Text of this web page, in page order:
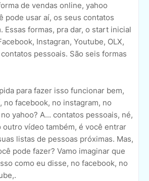
de vendas online, yahoo
pode usar aí, os seus contatos
Essas formas, pra dar, o start inicial
Instagran, Youtube, OLX,
pessoais. São seis formas
para fazer isso funcionar bem,
no facebook, no instagram, no
yahoo? A... contatos pessoais, né,
outro vídeo também, é você entrar
listas de pessoas próximas. Mas,
pode fazer? Vamo imaginar que
como eu disse, no facebook, no